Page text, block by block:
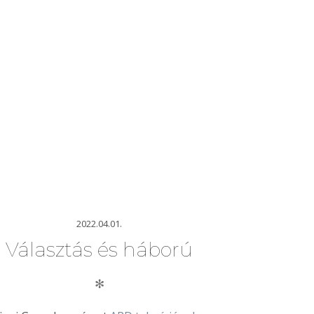
2022.04.01.
Választás és háború
✻